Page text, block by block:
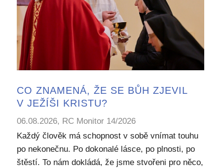
CO ZNAMENÁ, ŽE SE BŮH ZJEVIL
V JEŽÍŠI KRISTU?
06.08.2026, RC Monitor 14/2026
Každý člověk má schopnost v sobě vnímat touhu
po nekonečnu. Po dokonalé lásce, po plnosti, po
štěstí. To nám dokládá, že jsme stvořeni pro něco,